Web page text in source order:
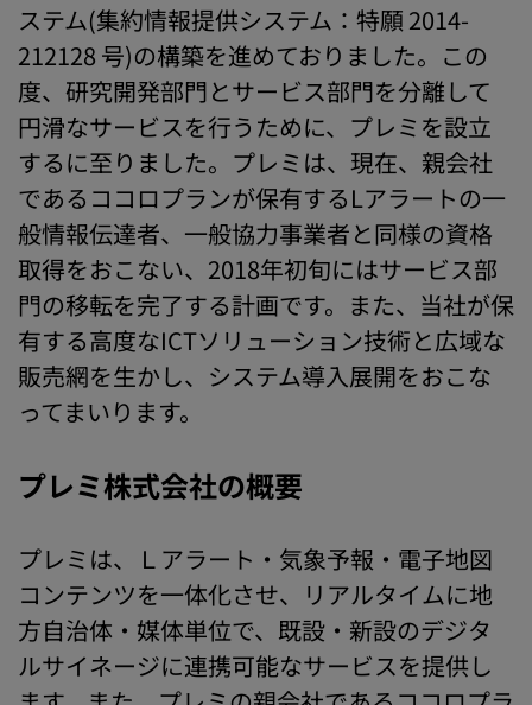
ステム(集約情報提供システム：特願 2014-
212128 号)の構築を進めておりました。この
度、研究開発部門とサービス部門を分離して
円滑なサービスを行うために、プレミを設立
するに至りました。プレミは、現在、親会社
であるココロプランが保有するLアラートの一
般情報伝達者、一般協力事業者と同様の資格
取得をおこない、2018年初旬にはサービス部
門の移転を完了する計画です。また、当社が保
有する高度なICTソリューション技術と広域な
販売網を生かし、システム導入展開をおこな
ってまいります。
プレミ株式会社の概要
プレミは、Ｌアラート・気象予報・電子地図
コンテンツを一体化させ、リアルタイムに地
方自治体・媒体単位で、既設・新設のデジタ
ルサイネージに連携可能なサービスを提供し